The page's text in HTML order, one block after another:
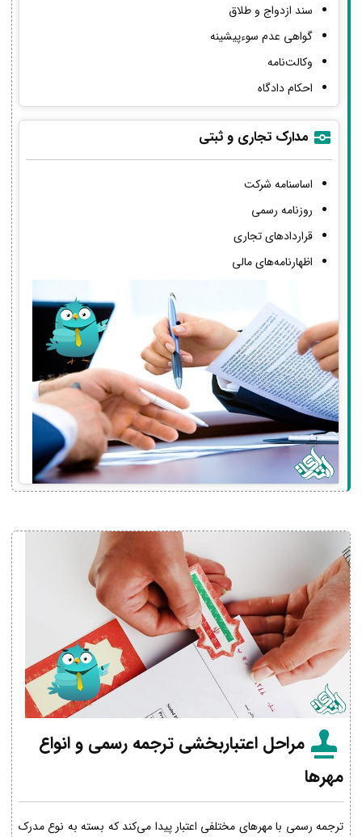
سند ازدواج و طلاق
گواهی عدم سوءپیشینه
وکالت‌نامه
احکام دادگاه
مدارک تجاری و ثبتی
اساسنامه شرکت
روزنامه رسمی
قراردادهای تجاری
اظهارنامه‌های مالی
مراحل اعتباربخشی ترجمه رسمی و انواع
مهرها
ترجمه رسمی با مهرهای مختلفی اعتبار پیدا می‌کند که بسته به نوع مدرک